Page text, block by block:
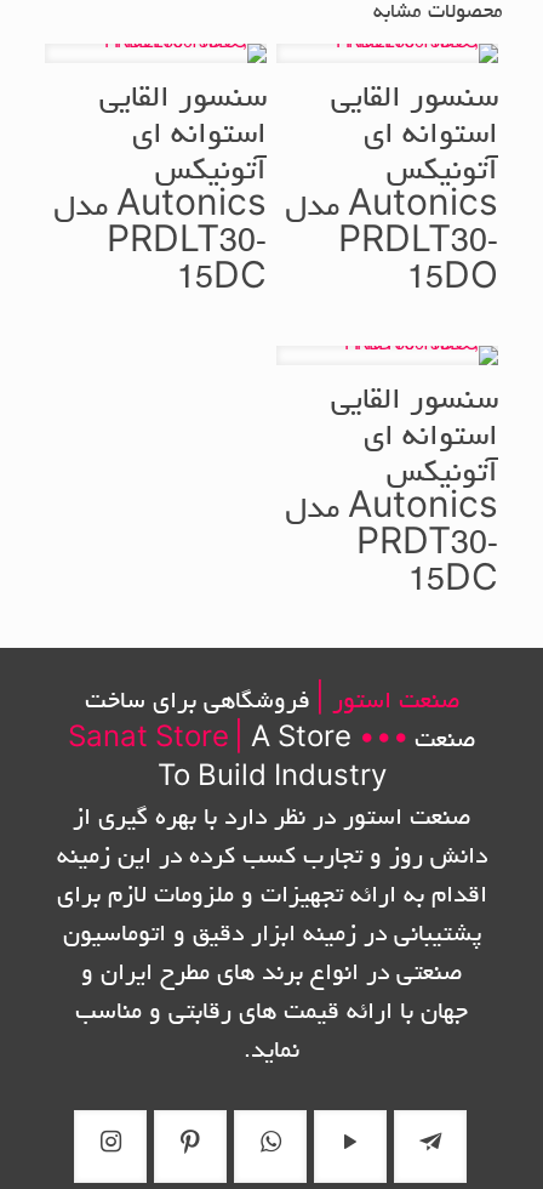
محصولات مشابه
سنسور القایی
استوانه ای
آتونیکس
Autonics مدل
PRDLT30-
15DO
سنسور القایی
استوانه ای
آتونیکس
Autonics مدل
PRDLT30-
15DC
سنسور القایی
استوانه ای
آتونیکس
Autonics مدل
PRDT30-
15DC
صنعت استور |
فروشگاهی برای ساخت
صنعت •••
Sanat Store
A Store
To Build Industry
صنعت استور در نظر دارد با بهره گیری از
دانش روز و تجارب کسب کرده در این زمینه
اقدام به ارائه تجهیزات و ملزومات لازم برای
پشتیبانی در زمینه ابزار دقیق و اتوماسیون
صنعتی در انواع برند های مطرح ایران و
جهان با ارائه قیمت های رقابتی و مناسب
نماید.